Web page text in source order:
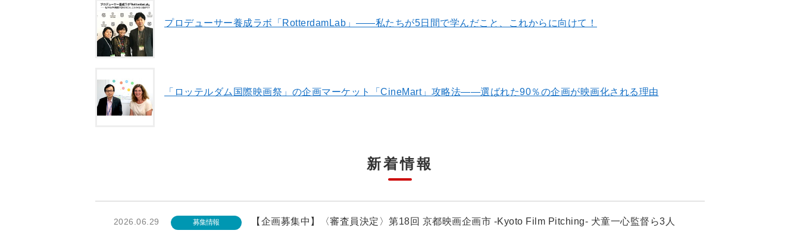
プロデューサー養成ラボ「RotterdamLab」――私たちが5日間で学んだこと、これからに向けて！
「ロッテルダム国際映画祭」の企画マーケット「CineMart」攻略法――選ばれた90％の企画が映画化される理由
新着情報
2026.06.29 募集情報 【企画募集中】〈審査員決定〉第18回 京都映画企画市 -Kyoto Film Pitching- 犬童一心監督ら3人